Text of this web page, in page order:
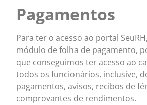
Pagamentos
Para ter o acesso ao portal
módulo de folha de pagamento,
que conseguimos ter acesso ao
todos os funcionários, inclusive,
pagamentos, avisos, recibos de
comprovantes de rendimentos.